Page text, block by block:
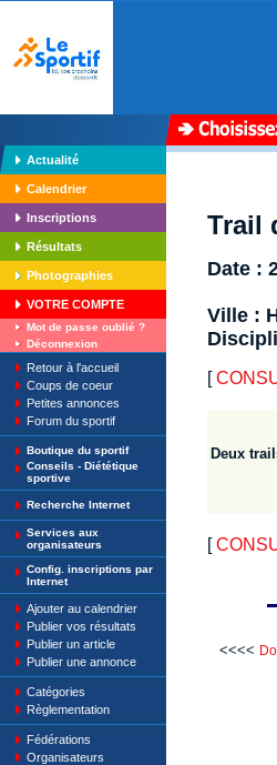
Actualité
Calendrier
Inscriptions
Résultats
Photographies
VOTRE COMPTE
Mot de passe oublié ?
Déconnexion
Retour à l'accueil
Coups de coeur
Petites annonces
Forum du sportif
Boutique du sportif
Conseils - Diététique
sportive
Recherche Internet
Services aux
organisateurs
Config. inscriptions par
Internet
Ajouter au calendrier
Publier vos résultats
Publier un article
Publier une annonce
Catégories
Règlementation
Fédérations
Organisateurs
Trail
Date :
Ville :
[
Deux
[
<<<<